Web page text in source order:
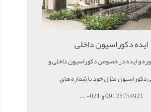
ایده دکوراسیون داخلی
و ایده در خصوص دکوراسیون داخلی و
دکوراسیون منزل خود با شماره های
09125754921 و 021- ...